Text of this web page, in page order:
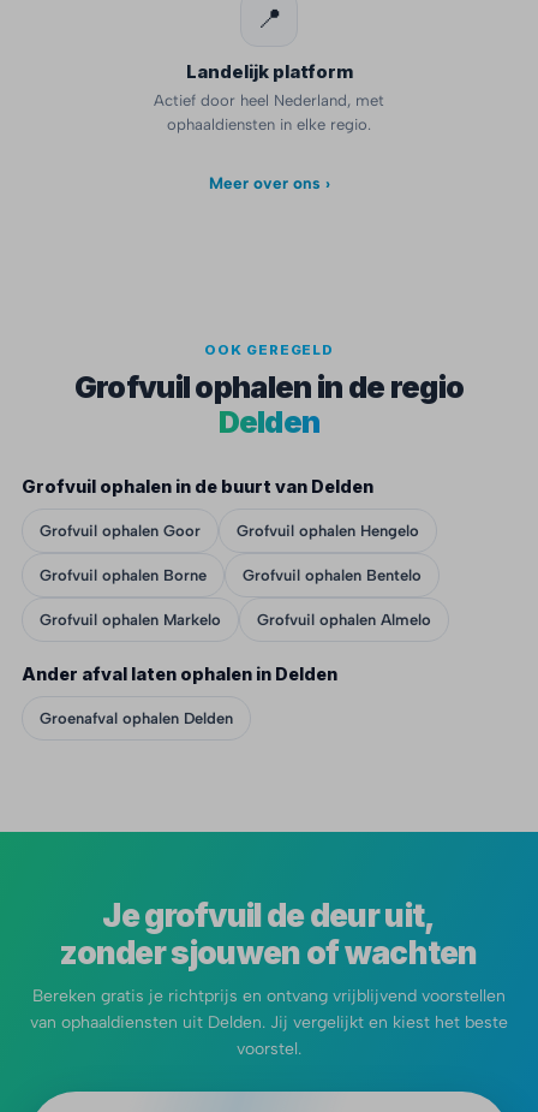
📍
Landelijk platform
Actief door heel Nederland, met
ophaaldiensten in elke regio.
Meer over ons ›
OOK GEREGELD
Grofvuil ophalen in de regio
Delden
Grofvuil ophalen in de buurt van Delden
Grofvuil ophalen Goor Grofvuil ophalen Hengelo
Grofvuil ophalen Borne Grofvuil ophalen Bentelo
Grofvuil ophalen Markelo Grofvuil ophalen Almelo
Ander afval laten ophalen in Delden
Groenafval ophalen Delden
Je grofvuil de deur uit,
zonder sjouwen of wachten
Bereken gratis je richtprijs en ontvang vrijblijvend voorstellen
van ophaaldiensten uit Delden. Jij vergelijkt en kiest het beste
voorstel.